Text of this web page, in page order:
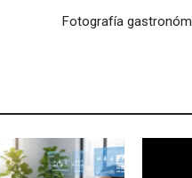
Fotografía